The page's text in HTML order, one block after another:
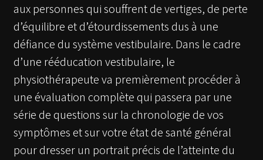
aux personnes qui souffrent de vertiges, de perte
d’équilibre et d’étourdissements dus à une
défiance du système vestibulaire. Dans le cadre
d’une rééducation vestibulaire, le
physiothérapeute va premièrement procéder à
une évaluation complète qui passera par une
série de questions sur la chronologie de vos
symptômes et sur votre état de santé général
pour dresser un portrait précis de l’atteinte du